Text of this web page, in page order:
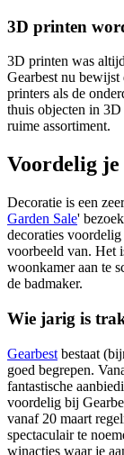
3D printen
3D printen was
Gearbest nu
printers als de
thuis objecten in
ruime assortiment.
Voordelig
Decoratie is een
Garden Sale'
decoraties
voorbeeld van. Het
woonkamer aan te
de badmaker.
Wie jarig is
Gearbest bestaat
goed begrepen.
fantastische
voordelig bij
vanaf 20 maart
spectaculair te
winacties waar je